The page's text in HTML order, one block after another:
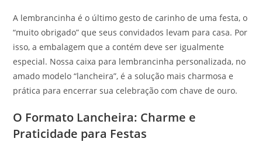
A lembrancinha é o último gesto de carinho de uma festa, o
“muito obrigado” que seus convidados levam para casa. Por
isso, a embalagem que a contém deve ser igualmente
especial. Nossa caixa para lembrancinha personalizada, no
amado modelo “lancheira”, é a solução mais charmosa e
prática para encerrar sua celebração com chave de ouro.
O Formato Lancheira: Charme e
Praticidade para Festas